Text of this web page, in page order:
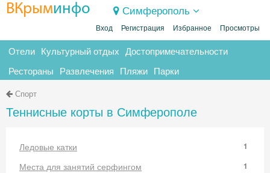
ВКрыминфо Симферополь
Вход Регистрация Избранное Просмотры
Отели Культурный отдых Достопримечательности
Рестораны Развлечения Пляжи Парки
Спорт
Теннисные корты в Симферополе
Ледовые катки 1
Места для занятий серфингом 1